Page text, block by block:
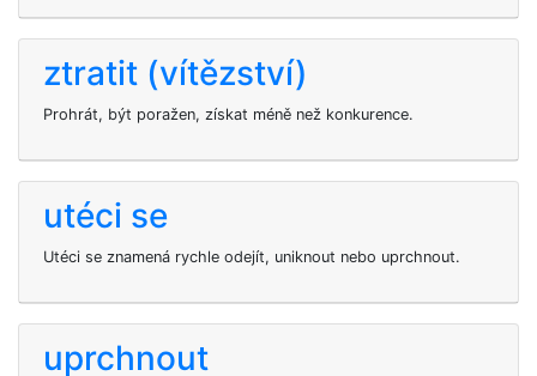
ztratit (vítězství)
Prohrát, být poražen, získat méně než konkurence.
utéci se
Utéci se znamená rychle odejít, uniknout nebo uprchnout.
uprchnout